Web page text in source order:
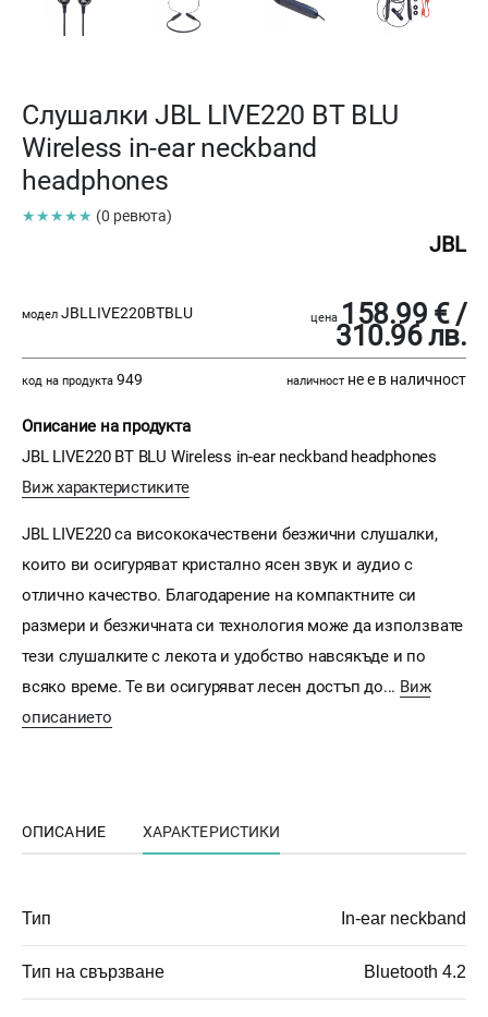
Слушалки JBL LIVE220 BT BLU
Wireless in-ear neckband
headphones
★★★★★ (0 ревюта)
JBL
модел JBLLIVE220BTBLU цена 158.99 € /
310.96 лв.
код на продукта 949 наличност не е в наличност
Описание на продукта
JBL LIVE220 BT BLU Wireless in-ear neckband headphones
Виж характеристиките
JBL LIVE220 са висококачествени безжични слушалки,
които ви осигуряват кристално ясен звук и аудио с
отлично качество. Благодарение на компактните си
размери и безжичната си технология може да използвате
тези слушалките с лекота и удобство навсякъде и по
всяко време. Те ви осигуряват лесен достъп до... Виж
описанието
ОПИСАНИЕ ХАРАКТЕРИСТИКИ
Тип In-ear neckband
Тип на свързване Bluetooth 4.2